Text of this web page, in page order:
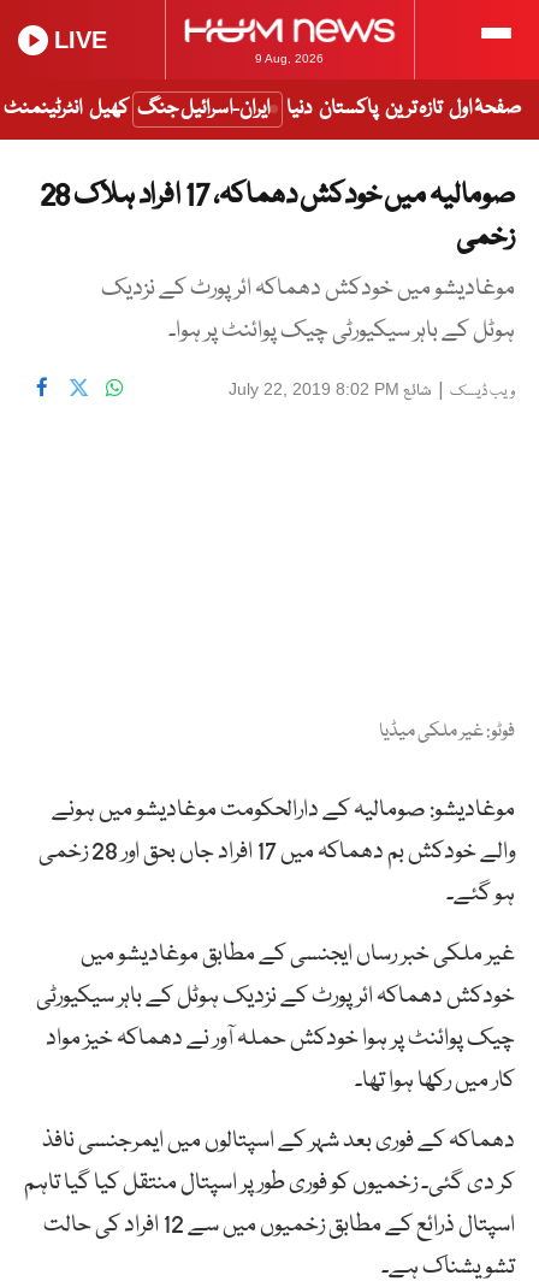
9 Aug, 2026
LIVE
صفحۂ اول تازہ ترین پاکستان دنیا ایران-اسرائیل جنگ کھیل انٹرٹینمنٹ
صومالیہ میں خودکش دھماکہ، 17 افراد ہلاک 28
زخمی
موغادیشو میں خودکش دھماکہ ائرپورٹ کے نزدیک
ہوٹل کے باہر سیکیورٹی چیک پوائنٹ پر ہوا۔
ویب ڈیسک | شائع July 22, 2019 8:02 PM
فوٹو: غیر ملکی میڈیا
موغادیشو: صومالیہ کے دارالحکومت موغادیشو میں ہونے
والے خودکش بم دھماکہ میں 17 افراد جاں بحق اور 28 زخمی
ہو گئے۔
غیر ملکی خبر رساں ایجنسی کے مطابق موغادیشو میں
خودکش دھماکہ ائرپورٹ کے نزدیک ہوٹل کے باہر سیکیورٹی
چیک پوائنٹ پر ہوا خودکش حملہ آور نے دھماکہ خیز مواد
کار میں رکھا ہوا تھا۔
دھماکہ کے فوری بعد شہر کے اسپتالوں میں ایمرجنسی نافذ
کر دی گئی۔ زخمیوں کو فوری طور پر اسپتال منتقل کیا گیا تاہم
اسپتال ذرائع کے مطابق زخمیوں میں سے 12 افراد کی حالت
تشویشناک ہے۔